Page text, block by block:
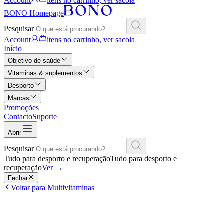
BONO Homepage
Pesquisar
Account
itens no carrinho, ver sacola
Início
Objetivo de saúde
Vitaminas & suplementos
Desporto
Marcas
Promoções
ContactoSuporte
Abrir
Pesquisar
Tudo para desporto e recuperaçãoTudo para desporto e
recuperaçãoVer →
Fechar
Voltar para Multivitaminas